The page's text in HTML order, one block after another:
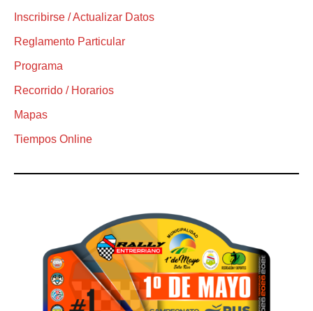
Inscribirse / Actualizar Datos
Reglamento Particular
Programa
Recorrido / Horarios
Mapas
Tiempos Online